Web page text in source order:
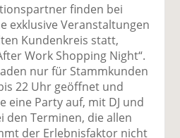
finden bei
exklusive Veranstaltungen
Kundenkreis statt,
Work Shopping Night“.
nur für Stammkunden
22 Uhr geöffnet und
eine Party auf, mit DJ und
den Terminen, die allen
der Erlebnisfaktor nicht